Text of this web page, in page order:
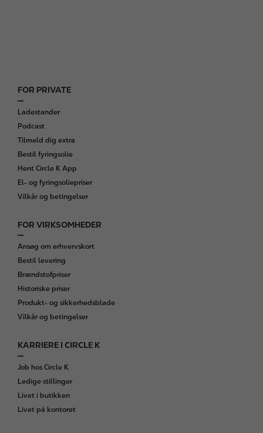
F
o
o
t
e
r
FOR PRIVATE
Ladestander
Podcast
Tilmeld dig extra
Bestil fyringsolie
Hent Circle K App
El- og fyringsoliepriser
Vilkår og betingelser
FOR VIRKSOMHEDER
Ansøg om erhvervskort
Bestil levering
Brændstofpriser
Historiske priser
Produkt- og sikkerhedsblade
Vilkår og betingelser
KARRIERE I CIRCLE K
Job hos Circle K
Ledige stillinger
Livet i butikken
Livet på kontoret